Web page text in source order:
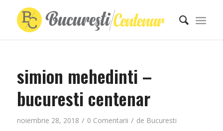
simion mehedinti –
bucuresti centenar
noiembrie 28, 2018 / 0 Comentarii / de Bucuresti